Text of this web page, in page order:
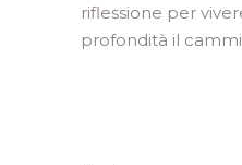
riflessione per
profondità il